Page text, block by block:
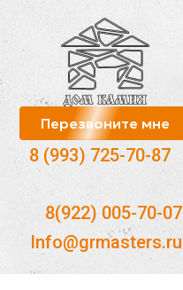
8 (993) 725-70-87 -
8(922) 005-70-07
Info@grmasters.ru
Перезвоните мне